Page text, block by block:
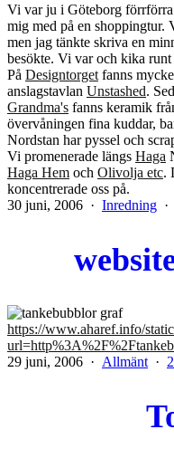
Vi var ju i Göteborg
mig med på en shoppingtur.
men jag tänkte skriva en
besökte. Vi var och kika
På Designtorget fanns
anslagstavlan Unstashed.
Grandma's fanns keramik
övervåningen fina kuddar,
Nordstan har pyssel och
Vi promenerade längs Haga
Haga Hem och Olivolja etc.
koncentrerade oss på.
Publicerat
30 juni, 2006
Kategoriserat
Inredning
https://www.aharef.info/
Publicerat
29 juni, 2006
Kategoriserat
Allmänt